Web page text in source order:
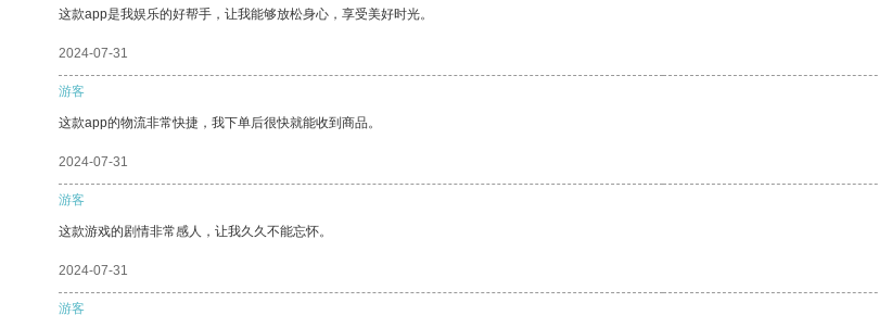
这款app是我娱乐的好帮手，让我能够放松身心，享受美好时光。
2024-07-31
游客
这款app的物流非常快捷，我下单后很快就能收到商品。
2024-07-31
游客
这款游戏的剧情非常感人，让我久久不能忘怀。
2024-07-31
游客